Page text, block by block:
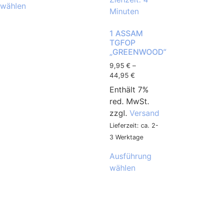
wählen
1 ASSAM
TGFOP
„GREENWOOD“
9,95 € –
44,95 €
Enthält 7%
red. MwSt.
zzgl. Versand
Lieferzeit: ca. 2-
3 Werktage
Ausführung
wählen